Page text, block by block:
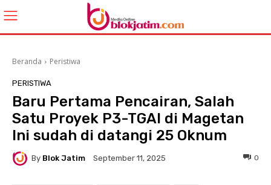
Beranda Peristiwa
PERISTIWA
Baru Pertama Pencairan, Salah
Satu Proyek P3-TGAI di Magetan
Ini sudah di datangi 25 Oknum
By Blok Jatim September 11, 2025 0